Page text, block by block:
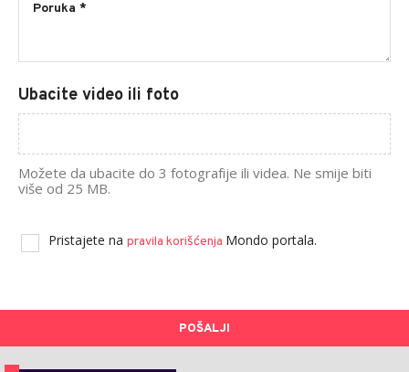
Ubacite video ili foto
Možete da ubacite do 3 fotografije ili videa. Ne smije biti
više od 25 MB.
Pristajete na pravila korišćenja Mondo portala.
POŠALJI